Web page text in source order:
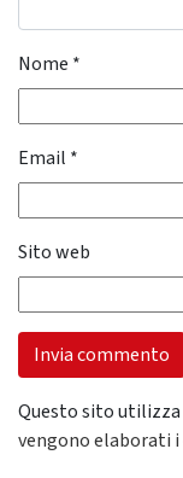
Nome *
Email *
Sito web
Questo sito
vengono elaborati